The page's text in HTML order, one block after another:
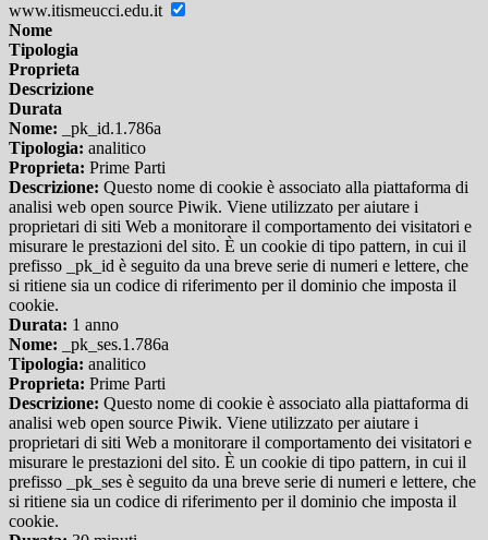
www.itismeucci.edu.it
Nome
Tipologia
Proprieta
Descrizione
Durata
Nome: _pk_id.1.786a
Tipologia: analitico
Proprieta: Prime Parti
Descrizione: Questo nome di cookie è associato alla piattaforma di
analisi web open source Piwik. Viene utilizzato per aiutare i
proprietari di siti Web a monitorare il comportamento dei visitatori e
misurare le prestazioni del sito. È un cookie di tipo pattern, in cui il
prefisso _pk_id è seguito da una breve serie di numeri e lettere, che
si ritiene sia un codice di riferimento per il dominio che imposta il
cookie.
Durata: 1 anno
Nome: _pk_ses.1.786a
Tipologia: analitico
Proprieta: Prime Parti
Descrizione: Questo nome di cookie è associato alla piattaforma di
analisi web open source Piwik. Viene utilizzato per aiutare i
proprietari di siti Web a monitorare il comportamento dei visitatori e
misurare le prestazioni del sito. È un cookie di tipo pattern, in cui il
prefisso _pk_ses è seguito da una breve serie di numeri e lettere, che
si ritiene sia un codice di riferimento per il dominio che imposta il
cookie.